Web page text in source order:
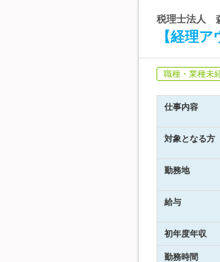
税理士法人
【経理
職種・業種未
仕事内容
対象となる方
勤務地
給与
初年度年収
勤務時間